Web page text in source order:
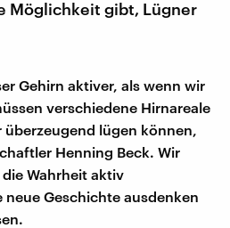
Möglichkeit gibt, Lügner
Gehirn aktiver, als wenn wir
verschiedene Hirnareale
lügen können,
Henning Beck. Wir
Wahrheit aktiv
Geschichte ausdenken